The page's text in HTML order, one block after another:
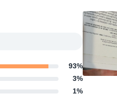
93%
3%
1%